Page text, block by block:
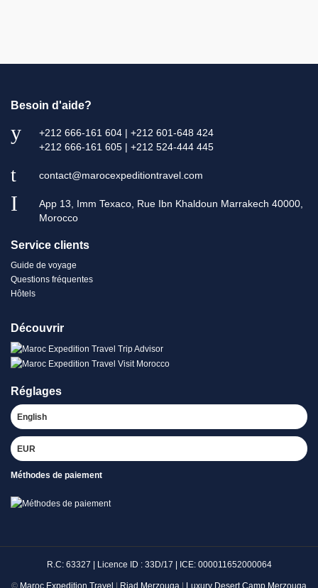
Besoin d'aide?
+212 666-161 604 | +212 601-648 424
+212 666-161 605 | +212 524-444 445
contact@marocexpeditiontravel.com
App 13, Imm Texaco, Rue Ibn Khaldoun Marrakech 40000,
Morocco
Service clients
Guide de voyage
Questions fréquentes
Hôtels
Découvrir
Réglages
Méthodes de paiement
R.C: 63327 | Licence ID : 33D/17 | ICE: 000011652000064
© Maroc Expedition Travel | Riad Merzouga | Luxury Desert Camp Merzouga